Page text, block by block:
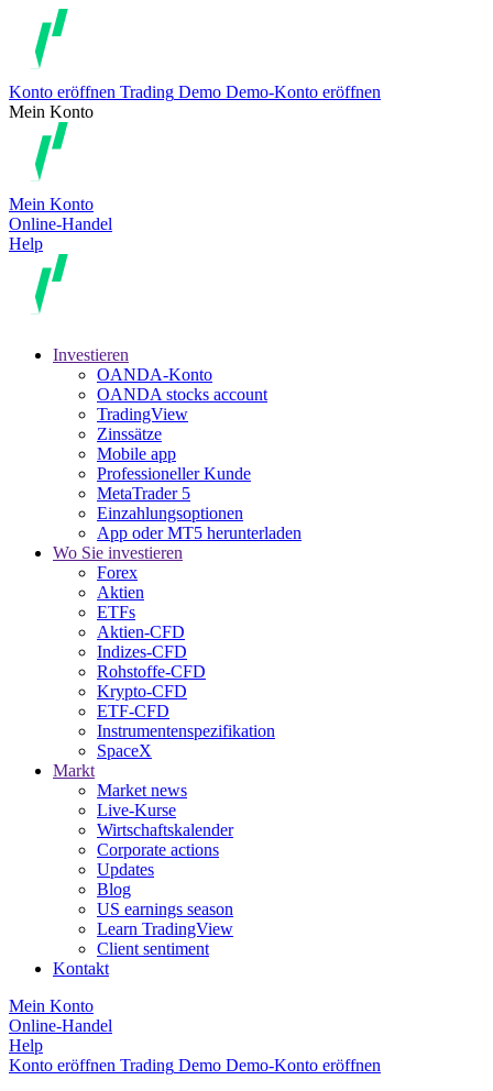
Konto eröffnen Trading Demo Demo-Konto eröffnen
Mein Konto
Mein Konto
Online-Handel
Help
Investieren
OANDA-Konto
OANDA stocks account
TradingView
Zinssätze
Mobile app
Professioneller Kunde
MetaTrader 5
Einzahlungsoptionen
App oder MT5 herunterladen
Wo Sie investieren
Forex
Aktien
ETFs
Aktien-CFD
Indizes-CFD
Rohstoffe-CFD
Krypto-CFD
ETF-CFD
Instrumentenspezifikation
SpaceX
Markt
Market news
Live-Kurse
Wirtschaftskalender
Corporate actions
Updates
Blog
US earnings season
Learn TradingView
Client sentiment
Kontakt
Mein Konto
Online-Handel
Help
Konto eröffnen Trading Demo Demo-Konto eröffnen